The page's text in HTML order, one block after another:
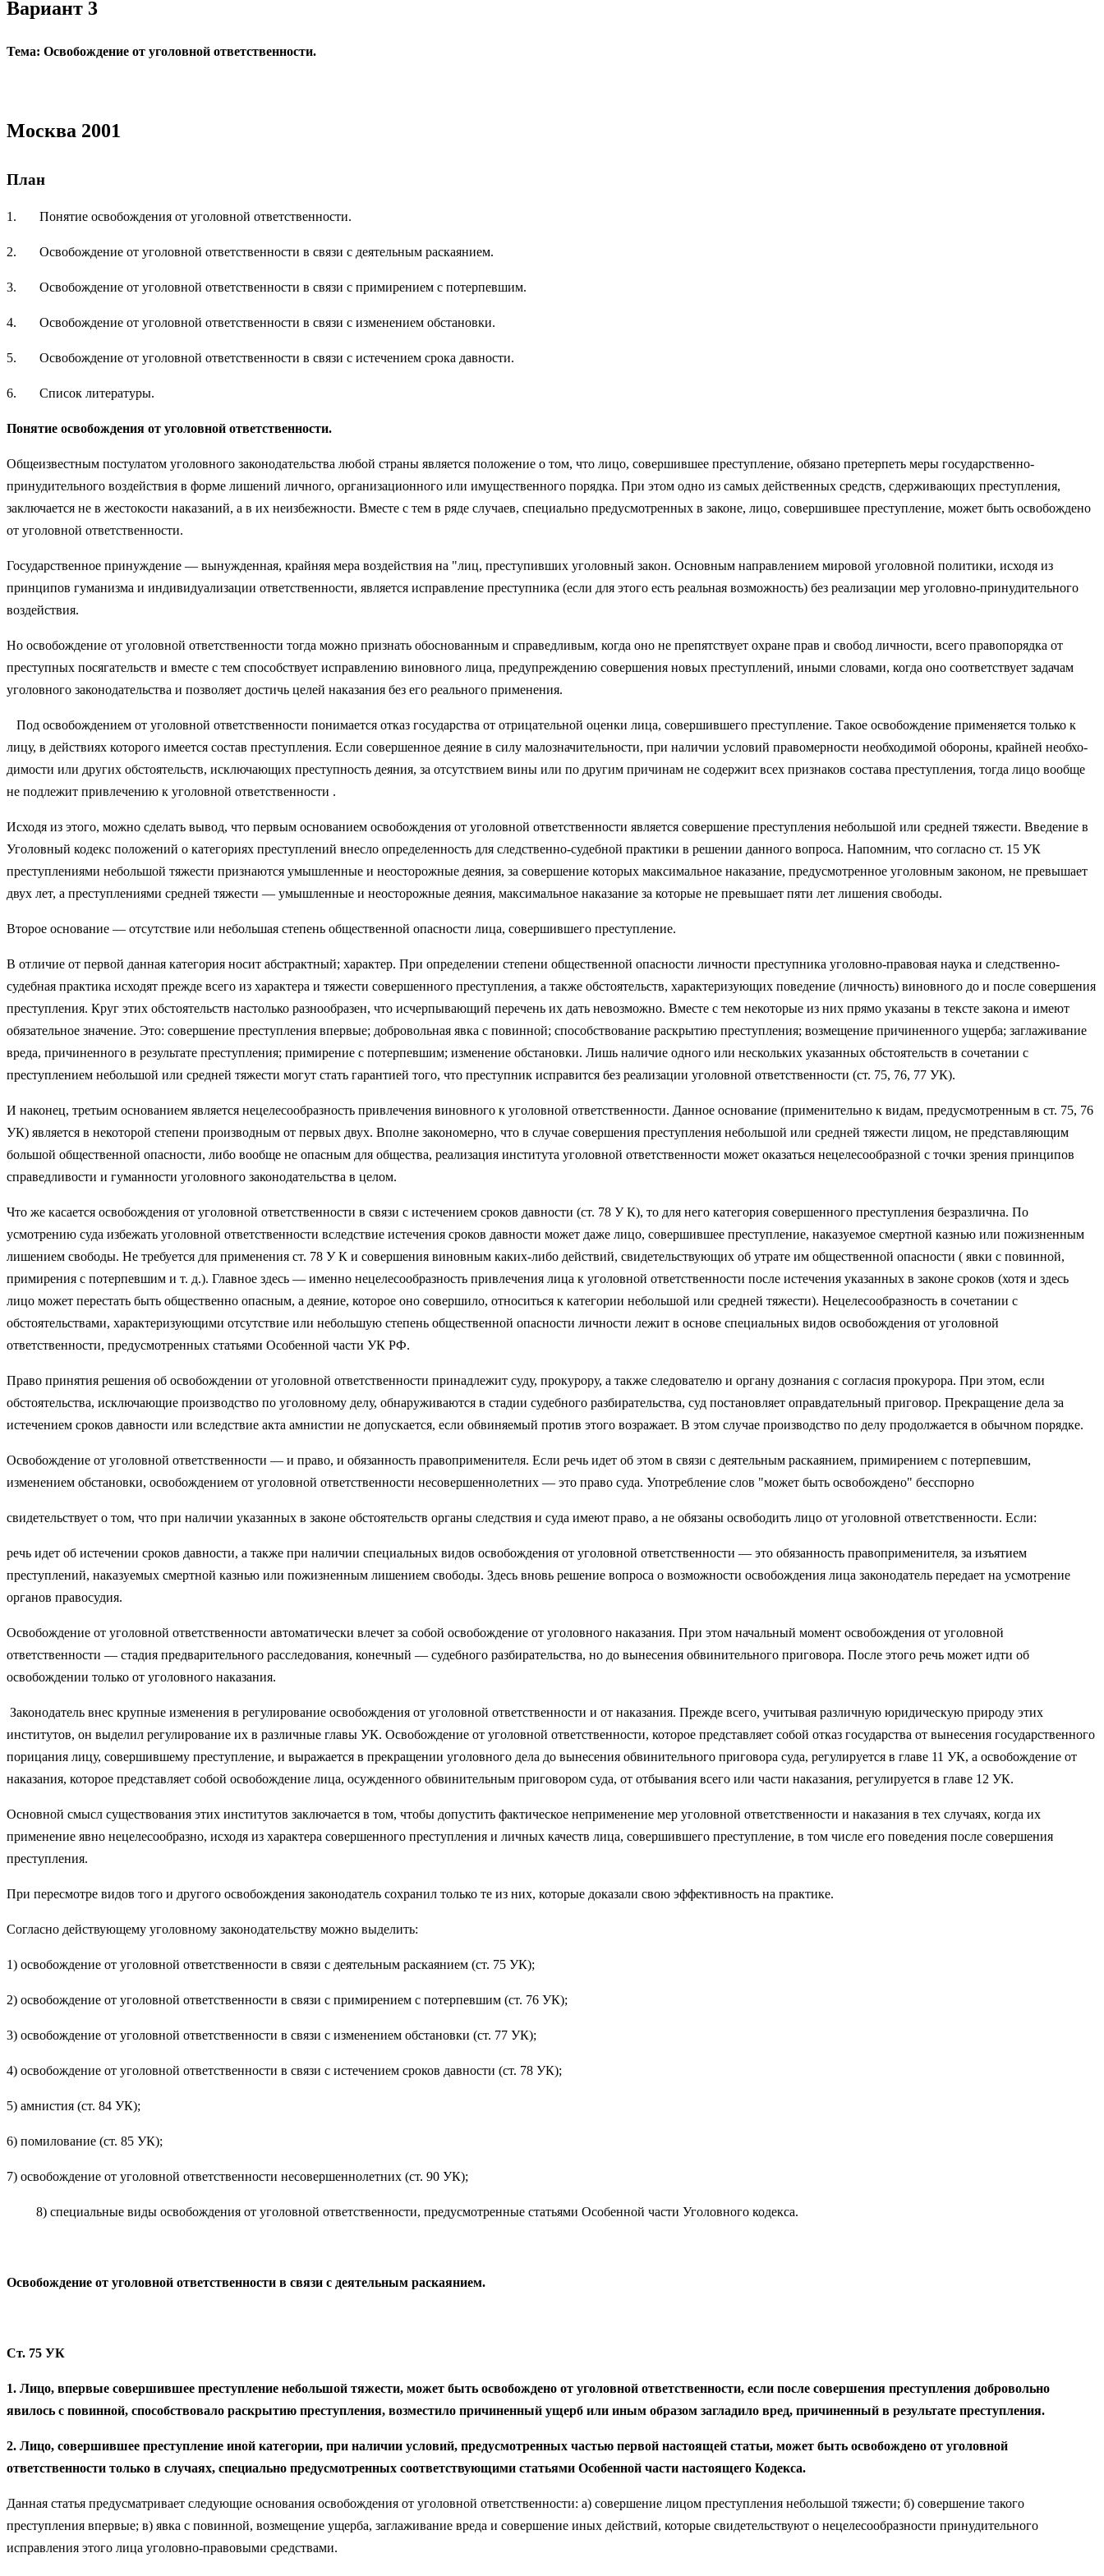
Вариант 3
Тема: Освобождение от уголовной ответственности.
Москва 2001
План
1. Понятие освобождения от уголовной ответственности.
2. Освобождение от уголовной ответственности в связи с деятельным раскаянием.
3. Освобождение от уголовной ответственности в связи с примирением с потерпевшим.
4. Освобождение от уголовной ответственности в связи с изменением обстановки.
5. Освобождение от уголовной ответственности в связи с истечением срока давности.
6. Список литературы.
Понятие освобождения от уголовной ответственности.
Общеизвестным постулатом уголовного законодательства любой страны является положение о том, что лицо, совер­шившее преступление, обязано претерпеть меры государ­ственно-
принудительного воздействия в форме лишений личного, организационного или имущественного порядка. При этом одно из самых действенных средств, сдерживающих преступления,
заключается не в жестокости наказаний, а в их неизбежности. Вместе с тем в ряде случаев, специально предусмотренных в законе, лицо, совершившее преступление, может быть освобождено
от уго­ловной ответственности.
Государственное принуждение — вынужденная, крайняя мера воздействия на "лиц, престу­пивших уголовный закон. Основным направлением мировой уголовной политики, исходя из
принципов гуманизма и индивидуализации ответственности, явля­ется исправление преступника (если для этого есть реальная возможность) без реализации мер уголовно-принудительного
воздействия.
Но освобождение от уголовной ответственности тогда можно признать обоснованным и справедливым, когда оно не препятствует охране прав и свобод личности, всего правопорядка от
преступных посягательств и вместе с тем способствует исправлению ви­новного лица, предупреждению совершения новых преступле­ний, иными словами, когда оно соответствует задачам
уголов­ного законодательства и позволяет достичь целей наказания без его реального применения.
Под освобождением от уголовной ответственности понима­ется отказ государства от отрицательной оценки лица, совершив­шего преступление. Такое освобождение применяется только к
лицу, в действиях которого имеется состав преступления. Если совершенное деяние в силу малозначительности, при наличии условий правомерности необходимой обороны, крайней необхо­
димости или других обстоятельств, исключающих преступность деяния, за отсутствием вины или по другим причинам не содержит всех признаков состава преступления, тогда лицо вообще
не подлежит привлечению к уголовной ответственности .
Исходя из этого, можно сделать вывод, что первым основанием освобождения от уголовной ответственности явля­ется совершение преступления небольшой или средней тя­жести. Введение в
Уголовный кодекс положений о категориях преступлений внесло определенность для следственно-судеб­ной практики в решении данного вопроса. Напомним, что согласно ст. 15 УК
преступлениями небольшой тяжести при­знаются умышленные и неосторожные деяния, за совершение которых максимальное наказание, предусмотренное уголов­ным законом, не превышает
двух лет, а преступлениями средней тяжести — умышленные и неосторожные деяния, максимальное наказание за которые не превышает пяти лет лишения свободы.
Второе основание — отсутствие или небольшая степень общественной опасности лица, совершившего преступление.
В отличие от первой данная категория носит абстрактный; характер. При определении степени общественной опасности личности преступника уголовно-правовая наука и следствен­но-
судебная практика исходят прежде всего из характера и тяжести совершенного преступления, а также обстоятельств, характеризующих поведение (личность) виновного до и после совершения
преступления. Круг этих обстоятельств настолько разнообразен, что исчерпывающий перечень их дать невоз­можно. Вместе с тем некоторые из них прямо указаны в тексте закона и имеют
обязательное значение. Это: совер­шение преступления впервые; добровольная явка с повин­ной; способствование раскрытию преступления; возмещение причиненного ущерба; заглаживание
вреда, причиненного в результате преступления; примирение с потерпевшим; из­менение обстановки. Лишь наличие одного или нескольких указанных обстоятельств в сочетании с
преступлением не­большой или средней тяжести могут стать гарантией того, что преступник исправится без реализации уголовной от­ветственности (ст. 75, 76, 77 УК).
И наконец, третьим основанием является нецелесооб­разность привлечения виновного к уголовной ответственности. Данное основание (применительно к видам, предусмотренным в ст. 75, 76
УК) является в некоторой степени производ­ным от первых двух. Вполне закономерно, что в случае со­вершения преступления небольшой или средней тяжести лицом, не представляющим
большой общественной опасности, либо вообще не опасным для общества, реализация института уголовной ответственности может оказаться нецелесообраз­ной с точки зрения принципов
справедливости и гуманности уголовного законодательства в целом.
Что же касается освобождения от уголовной ответствен­ности в связи с истечением сроков давности (ст. 78 У К), то для него категория совершенного преступления безразлична. По
усмотрению суда избежать уголовной ответственности вследствие истечения сроков давности может даже лицо, со­вершившее преступление, наказуемое смертной казнью или пожизненным
лишением свободы. Не требуется для приме­нения ст. 78 У К и совершения виновным каких-либо дейст­вий, свидетельствующих об утрате им общественной опас­ности ( явки с повинной,
примирения с потерпевшим и т. д.). Главное здесь — именно нецелесообразность привлечения лица к уголовной ответственности после истечения указан­ных в законе сроков (хотя и здесь
лицо может перестать быть общественно опасным, а деяние, которое оно соверши­ло, относиться к категории небольшой или средней тяжести). Нецелесообразность в сочетании с
обстоятельствами, харак­теризующими отсутствие или небольшую степень обществен­ной опасности личности лежит в основе специальных видов освобождения от уголовной
ответственности, предусмотрен­ных статьями Особенной части УК РФ.
Право принятия решения об освобождении от уголовной ответственности принадлежит суду, прокурору, а также сле­дователю и органу дознания с согласия прокурора. При этом, если
обстоятельства, исключающие производство по уголов­ному делу, обнаруживаются в стадии судебного разбиратель­ства, суд постановляет оправдательный приговор. Прекра­щение дела за
истечением сроков давности или вследствие акта амнистии не допускается, если обвиняемый против этого возражает. В этом случае производство по делу продолжа­ется в обычном порядке.
Освобождение от уголовной ответственности — и право, и обязанность правоприменителя. Если речь идет об этом в связи с деятельным раскаянием, примирением с потерпев­шим,
изменением обстановки, освобождением от уголовной ответственности несовершеннолетних — это право суда. Употребление слов "может быть освобождено" бесспорно
свидетельствует о том, что при наличии указанных в законе обстоятельств органы следствия и суда имеют право, а не обязаны освободить лицо от уголовной ответственности. Если:
речь идет об истечении сроков давности, а также при наличии специальных видов освобождения от уголовной ответственности — это обязанность правоприменителя, за изъятием
преступлений, наказуемых смертной казнью или пожизненным лишением свободы. Здесь вновь решение вопроса о возможности освобождения лица законодатель передает на усмотрение
органов правосудия.
Освобождение от уголовной ответственности автомати­чески влечет за собой освобождение от уголовного наказания. При этом начальный момент освобождения от уголовной
ответственности — стадия предварительного расследования, конечный — судебного разбирательства, но до вынесения обвинительного приговора. После этого речь может идти об
освобождении только от уголовного наказания.
Законодатель внес крупные изменения в регулирование освобождения от уголовной ответственности и от наказания. Прежде всего, учитывая различную юридическую природу этих
институтов, он выделил регулирование их в различные главы УК. Освобождение от уголовной ответственности, которое представ­ляет собой отказ государства от вынесения государственного
порицания лицу, совершившему преступление, и выражается в прекращении уголовного дела до вынесения обвинительного при­говора суда, регулируется в главе 11 УК, а освобождение от
наказания, которое представляет собой освобождение лица, осуж­денного обвинительным приговором суда, от отбывания всего или части наказания, регулируется в главе 12 УК.
Основной смысл существования этих институтов заключается в том, чтобы допустить фактическое неприменение мер уголовной ответственности и наказания в тех случаях, когда их
применение явно нецелесообразно, исходя из характера совершенного пре­ступления и личных качеств лица, совершившего преступление, в том числе его поведения после совершения
преступления.
При пересмотре видов того и другого освобождения законода­тель сохранил только те из них, которые доказали свою эффек­тивность на практике.
Согласно действующему уголовному законодательству можно выделить:
1) освобождение от уголовной ответственности в связи с деятельным раскаянием (ст. 75 УК);
2) освобождение от уголовной ответственности в связи с примирением с потерпевшим (ст. 76 УК);
3) освобождение от уголовной ответственности в связи с изменением обстановки (ст. 77 УК);
4) освобождение от уголовной ответственности в связи с истечением сроков давности (ст. 78 УК);
5) амнистия (ст. 84 УК);
6) помилование (ст. 85 УК);
7) освобождение от уголовной ответственности несовер­шеннолетних (ст. 90 УК);
8) специальные виды освобождения от уголовной ответ­ственности, предусмотренные статьями Особенной части Уголовного кодекса.
Освобождение от уголовной ответственности в связи с деятельным раскаянием.
Ст. 75 УК
1. Лицо, впервые совершившее преступление небольшой тяжес­ти, может быть освобождено от уголовной ответственности, если после совершения преступления добровольно
явилось с повин­ной, способствовало раскрытию преступления, возместило причи­ненный ущерб или иным образом загладило вред, причиненный в результате преступления.
2. Лицо, совершившее преступление иной категории, при наличии условий, предусмотренных частью первой настоящей статьи, может быть освобождено от уголовной
ответственности только в случаях, специально предусмотренных соответствующими ста­тьями Особенной части настоящего Кодекса.
Данная статья предусматривает следующие осно­вания освобождения от уголовной ответственности: а) совершение лицом преступления небольшой тяжести; б) совершение такого
преступления впервые; в) явка с повинной, возмещение ущерба, заглаживание вреда и совершение иных действий, которые свиде­тельствуют о нецелесообразности принудительного
исправления этого лица уголовно-правовыми средствами.